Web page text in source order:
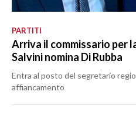
PARTITI
Arriva il commissario per
Salvini nomina Di Rubba
Entra al posto del segretario
affiancamento